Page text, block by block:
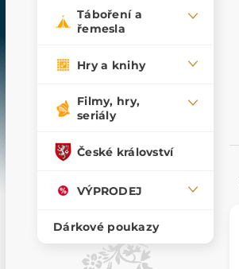
Táboření a
řemesla
Hry a knihy
Filmy, hry,
seriály
České království
VÝPRODEJ
Dárkové poukazy